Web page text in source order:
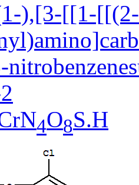
),[3-[[1-[[(2-
4O8S.H